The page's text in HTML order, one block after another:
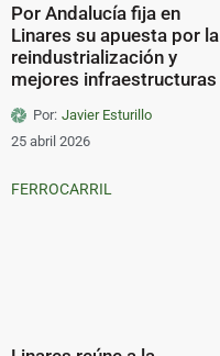
Por Andalucía fija en
Linares su apuesta por la
reindustrialización y
mejores infraestructuras
Por: Javier Esturillo
25 abril 2026
FERROCARRIL